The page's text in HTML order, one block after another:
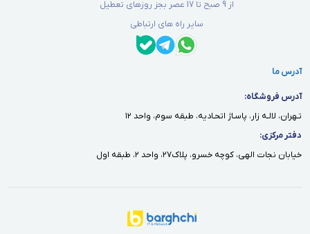
از 9 صبح تا 17 عصر بجز روزهای تعطیل
سایر راه های ارتباطی
آدرس ما
آدرس فروشگاه:
تـهران، لالـه زار، پاسـاژ اتحـاديه، طبقه سوم، واحد ١٢
دفتر مركزى:
خيابان نجات الهى، كوچه خسرو، پلاك٢٧، واحد ٢، طبقه اول